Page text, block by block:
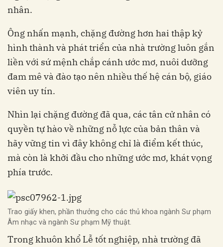
nhân.
Ông nhấn mạnh, chặng đường hơn hai thập kỷ
hình thành và phát triển của nhà trường luôn gắn
liền với sứ mệnh chắp cánh ước mơ, nuôi dưỡng
đam mê và đào tạo nên nhiều thế hệ cán bộ, giáo
viên uy tín.
Nhìn lại chặng đường đã qua, các tân cử nhân có
quyền tự hào về những nỗ lực của bản thân và
hãy vững tin vì đây không chỉ là điểm kết thúc,
mà còn là khởi đầu cho những ước mơ, khát vọng
phía trước.
Trao giấy khen, phần thưởng cho các thủ khoa ngành Sư phạm
Âm nhạc và ngành Sư phạm Mỹ thuật.
Trong khuôn khổ Lễ tốt nghiệp, nhà trường đã